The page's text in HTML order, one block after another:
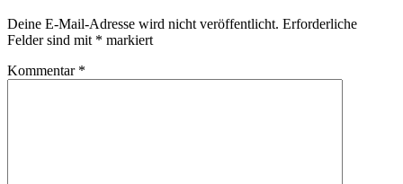
Deine E-Mail-Adresse wird nicht veröffentlicht. Erforderliche
Felder sind mit * markiert
Kommentar *